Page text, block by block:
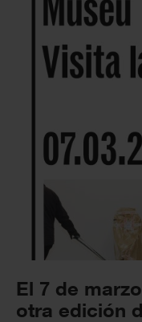
El 7 de
otra edición